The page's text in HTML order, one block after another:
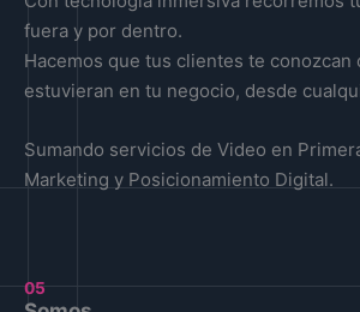
fuera y por dentro.
Hacemos que tus clientes te conozcan
estuvieran en tu negocio, desde
Sumando servicios de Video en
Marketing y Posicionamiento Digital.
05